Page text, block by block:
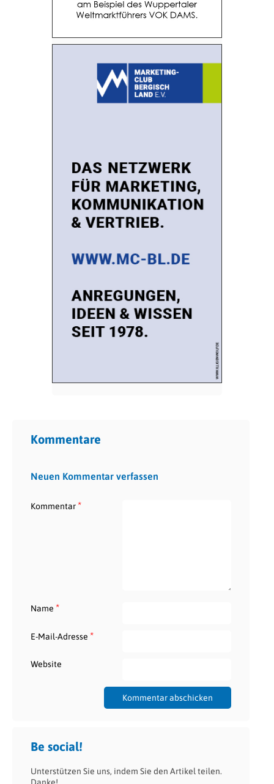
Kommentare
Neuen Kommentar verfassen
Kommentar*
Name *
E-Mail-Adresse *
Website
Be social!
Unterstützen Sie uns, indem Sie den Artikel teilen.